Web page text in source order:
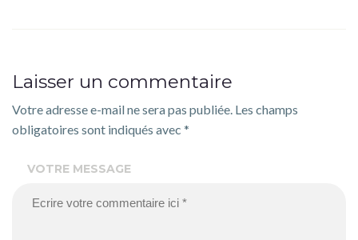
Laisser un commentaire
Votre adresse e-mail ne sera pas publiée. Les champs
obligatoires sont indiqués avec *
VOTRE MESSAGE